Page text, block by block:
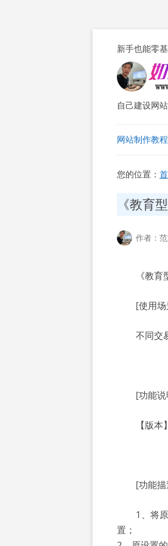
新手也能零
自己建设网
网站制作教程
您的位置：
《教育
作者：
《教
[使用
不同交
[功能
【版
[功能
1、将
置；